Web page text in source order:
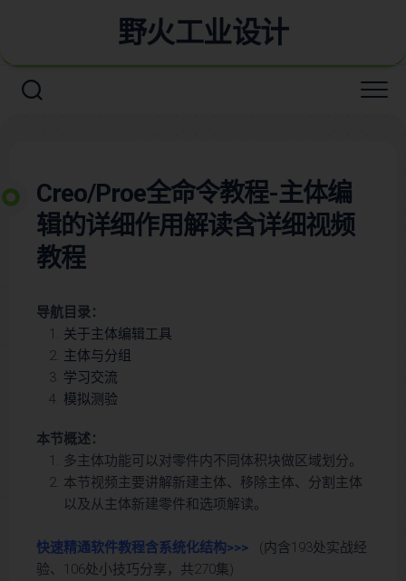
野火工业设计
Creo/Proe全命令教程-主体编
辑的详细作用解读含详细视频
教程
导航目录：
关于主体编辑工具
主体与分组
学习交流
模拟测验
本节概述：
多主体功能可以对零件内不同体积块做区域划分。
本节视频主要讲解新建主体、移除主体、分割主体
以及从主体新建零件和选项解读。
快速精通软件教程含系统化结构>>> (内含193处实战经
验、106处小技巧分享，共270集)